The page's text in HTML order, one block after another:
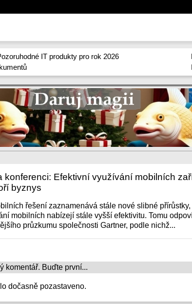
IT produkty pro rok 2026
konferenci: Efektivní využívání mobilních
byznys
řešení zaznamenává stále nové slibné
mobilních nabízejí stále vyšší efektivitu. Tomu
průzkumu společnosti Gartner, podle nichž...
komentář. Buďte první...
dočasně pozastaveno.